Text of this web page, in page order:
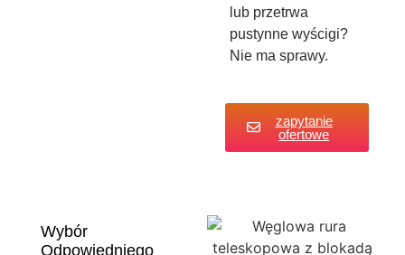
lub przetrwa
pustynne wyścigi?
Nie ma sprawy.
zapytanie
ofertowe
Wybór
Odpowiedniego